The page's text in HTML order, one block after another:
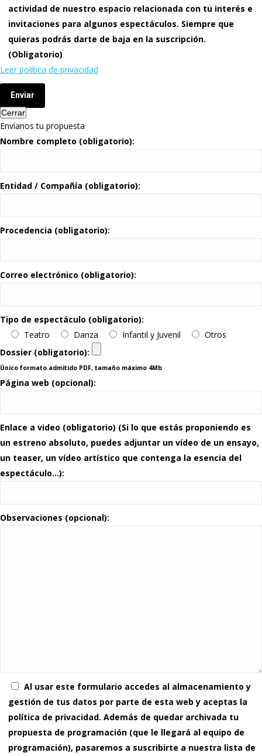
actividad de nuestro espacio relacionada con tu interés e
invitaciones para algunos espectáculos. Siempre que
quieras podrás darte de baja en la suscripción.
(Obligatorio)
Leer política de privacidad
Enviar
Cerrar
Envíanos tu propuesta
Nombre completo (obligatorio):
Entidad / Compañía (obligatorio):
Procedencia (obligatorio):
Correo electrónico (obligatorio):
Tipo de espectáculo (obligatorio):
Teatro
Danza Infantil y Juvenil
Otros
Dossier (obligatorio):
Único formato admitido PDF, tamaño máximo 4Mb
Página web (opcional):
Enlace a video (obligatorio) (Si lo que estás proponiendo es
un estreno absoluto, puedes adjuntar un vídeo de un ensayo,
un teaser, un vídeo artístico que contenga la esencia del
espectáculo…):
Observaciones (opcional):
Al usar este formulario accedes al almacenamiento y
gestión de tus datos por parte de esta web y aceptas la
política de privacidad. Además de quedar archivada tu
propuesta de programación (que le llegará al equipo de
programación), pasaremos a suscribirte a nuestra lista de